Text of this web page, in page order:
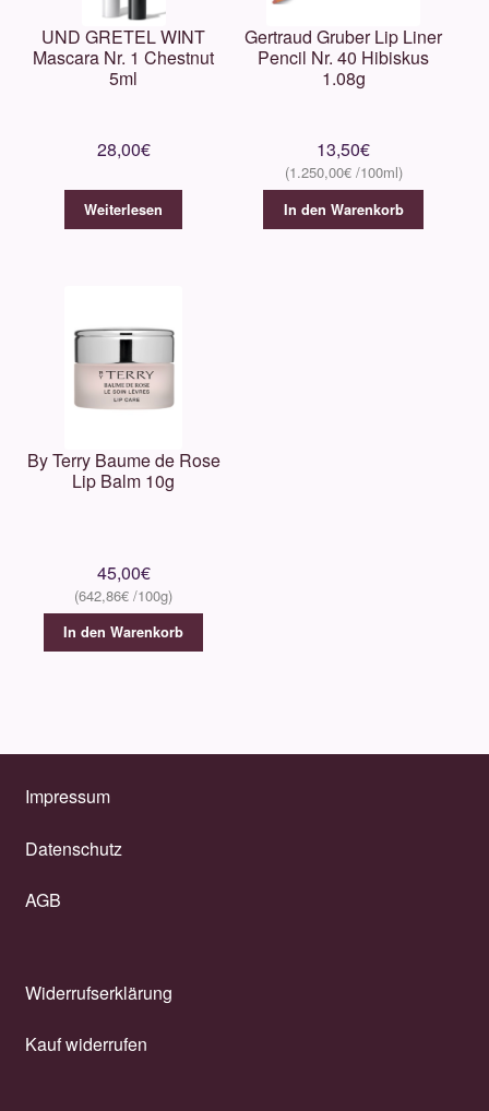
UND GRETEL WINT
Mascara Nr. 1 Chestnut
5ml
28,00€
Weiterlesen
Gertraud Gruber Lip Liner
Pencil Nr. 40 Hibiskus
1.08g
13,50€
1.250,00€
In den Warenkorb
By Terry Baume de Rose
Lip Balm 10g
45,00€
642,86€
In den Warenkorb
Impressum
Datenschutz
AGB
Widerrufserklärung
Kauf widerrufen